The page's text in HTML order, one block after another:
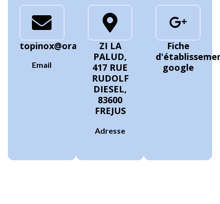
topinox@orange.fr
Email
ZI LA
PALUD,
417 RUE
RUDOLF
DIESEL,
83600
FREJUS
Adresse
Fiche
google